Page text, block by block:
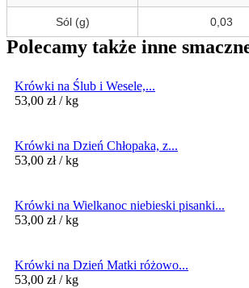
Sól (g) 0,03
Polecamy także inne
Krówki na Ślub i Wesele,...
53,00 zł / kg
Krówki na Dzień Chłopaka, z...
53,00 zł / kg
Krówki na Wielkanoc niebieski pisanki...
53,00 zł / kg
Krówki na Dzień Matki różowo...
53,00 zł / kg